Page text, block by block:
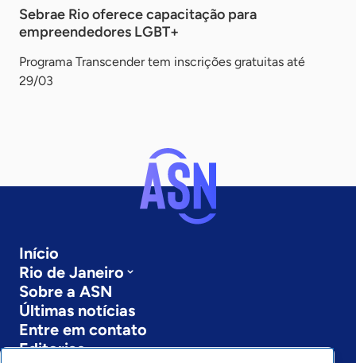
Sebrae Rio oferece capacitação para
empreendedores LGBT+
Programa Transcender tem inscrições gratuitas até
29/03
Início
Rio de Janeiro
Sobre a ASN
Últimas notícias
Entre em contato
Editorias